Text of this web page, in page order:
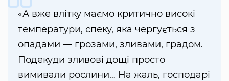
«А вже влітку маємо критично високі
температури, спеку, яка чергується з
опадами — грозами, зливами, градом.
Подекуди зливові дощі просто
вимивали рослини… На жаль, господарі